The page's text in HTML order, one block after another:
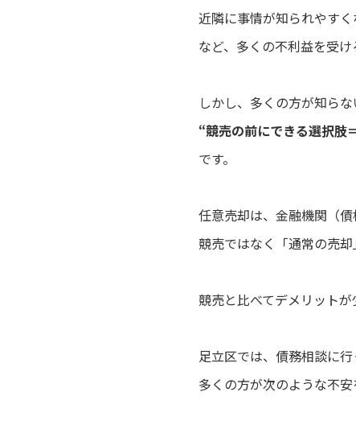
近隣に事情が知られやすく
など、多くの不利益を受け
しかし、多くの方が知らな
“競売の前にできる選択肢
です。
任意売却は、金融機関（債
競売ではなく「通常の売却
競売と比べてデメリット
足立区では、債務相談に
多くの方が次のような不安